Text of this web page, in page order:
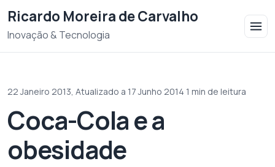
Ricardo Moreira de Carvalho
Inovação & Tecnologia
22 Janeiro 2013, Atualizado a 17 Junho 2014 1 min de leitura
Coca-Cola e a
obesidade